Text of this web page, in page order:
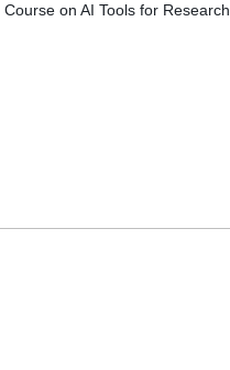
on AI Tools for Research